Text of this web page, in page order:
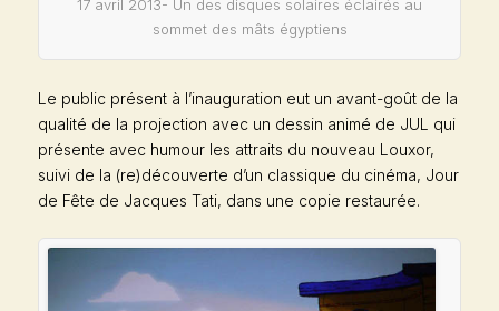
17 avril 2013- Un des disques solaires éclairés au
sommet des mâts égyptiens
Le public présent à l’inauguration eut un avant-goût de la
qualité de la projection avec un dessin animé de JUL qui
présente avec humour les attraits du nouveau Louxor,
suivi de la (re)découverte d’un classique du cinéma, Jour
de Fête de Jacques Tati, dans une copie restaurée.